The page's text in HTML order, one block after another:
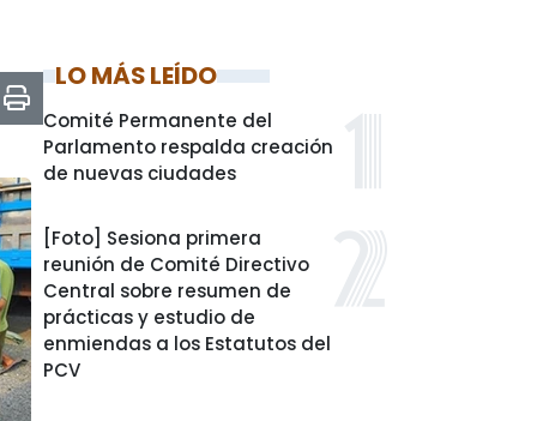
LO MÁS LEÍDO
Comité Permanente del
Parlamento respalda creación
de nuevas ciudades
[Foto] Sesiona primera
reunión de Comité Directivo
Central sobre resumen de
prácticas y estudio de
enmiendas a los Estatutos del
PCV